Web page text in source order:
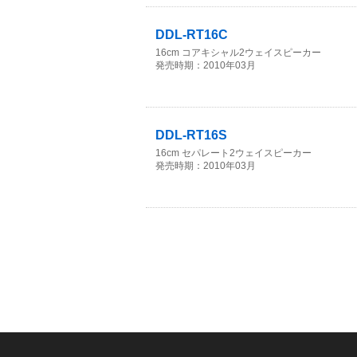
DDL-RT16C
16cm コアキシャル2ウェイスピーカー
発売時期：2010年03月
DDL-RT16S
16cm セパレート2ウェイスピーカー
発売時期：2010年03月